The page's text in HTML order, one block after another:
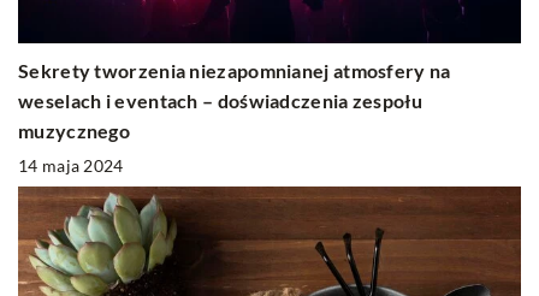
Sekrety tworzenia niezapomnianej atmosfery na
weselach i eventach – doświadczenia zespołu
muzycznego
14 maja 2024